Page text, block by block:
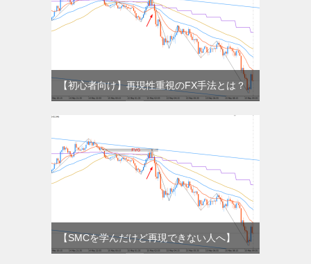
【初心者向け】再現性重視のFX手法とは？
【SMCを学んだけど再現できない人へ】